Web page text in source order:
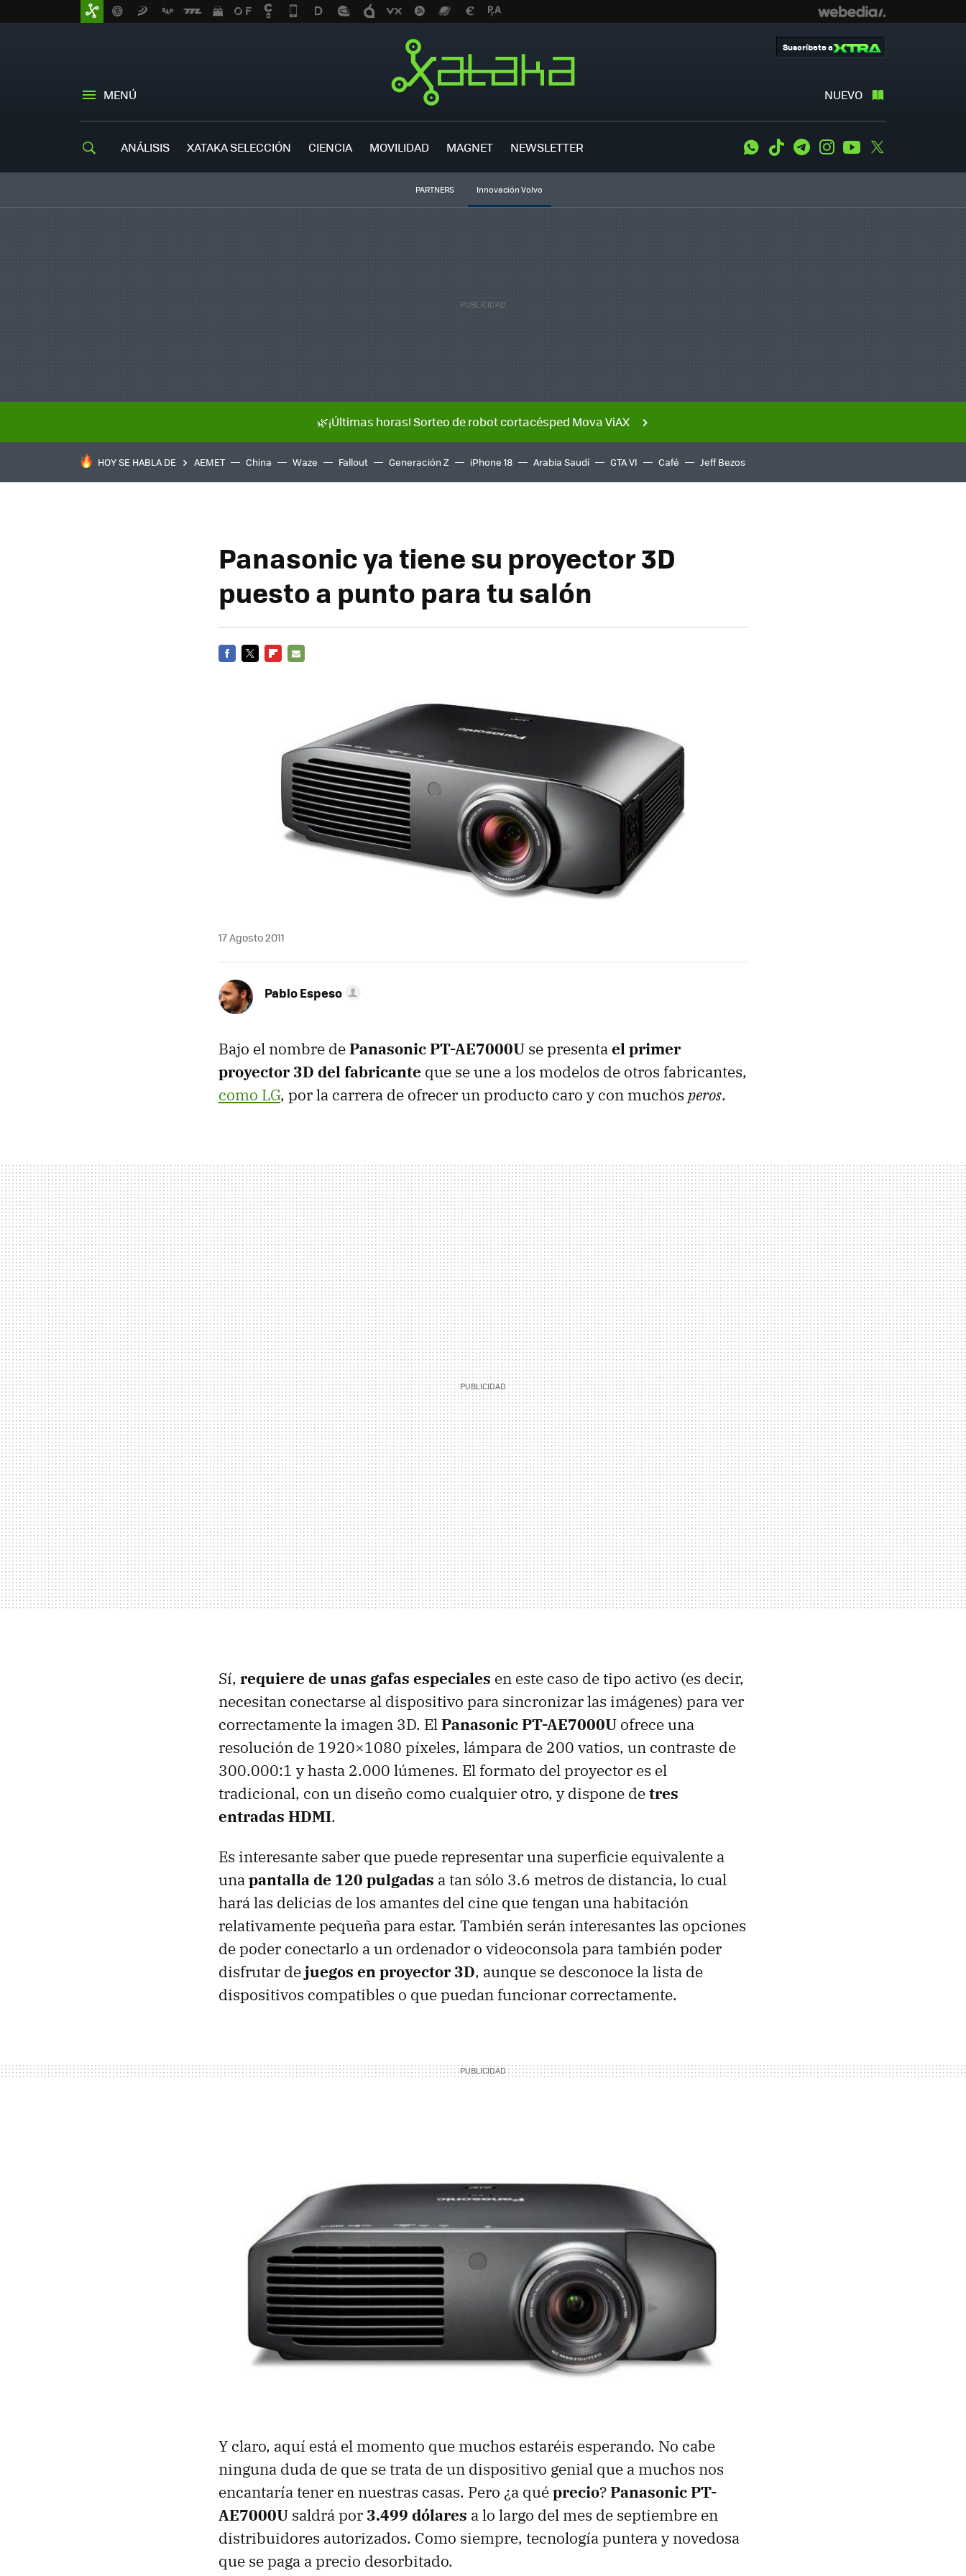
MENÚ NUEVO
Suscríbete a
ANÁLISIS XATAKA SELECCIÓN CIENCIA MOVILIDAD MAGNET NEWSLETTER WhatsApp
Tiktok TelegramInstagramYoutube
PARTNERS Innovación Volvo
🌿¡Últimas horas! Sorteo de robot cortacésped Mova ViAX
HOY SE HABLA DE AEMET China Waze Fallout Generación Z iPhone 18 Arabia Saudí GTA VI Café Jeff Bezos
Panasonic ya tiene su proyector 3D
puesto a punto para tu salón
17 Agosto 2011
Pablo Espeso
Bajo el nombre dePanasonic PT-AE7000U se presentael primer
proyector 3D del fabricante que se une a los modelos de otros fabricantes,
como LG, por la carrera de ofrecer un producto caro y con muchos peros.
Sí, requiere de unas gafas especiales en este caso de tipo activo (es decir,
necesitan conectarse al dispositivo para sincronizar las imágenes) para ver
correctamente la imagen 3D. ElPanasonic PT-AE7000U ofrece una
resolución de 1920×1080 píxeles, lámpara de 200 vatios, un contraste de
300.000:1 y hasta 2.000 lúmenes. El formato del proyector es el
tradicional, con un diseño como cualquier otro, y dispone detres
entradas HDMI.
Es interesante saber que puede representar una superficie equivalente a
unapantalla de 120 pulgadas a tan sólo 3.6 metros de distancia, lo cual
hará las delicias de los amantes del cine que tengan una habitación
relativamente pequeña para estar. También serán interesantes las opciones
de poder conectarlo a un ordenador o videoconsola para también poder
disfrutar dejuegos en proyector 3D, aunque se desconoce la lista de
dispositivos compatibles o que puedan funcionar correctamente.
Y claro, aquí está el momento que muchos estaréis esperando. No cabe
ninguna duda de que se trata de un dispositivo genial que a muchos nos
encantaría tener en nuestras casas. Pero ¿a quéprecio?Panasonic PT-
AE7000U saldrá por 3.499 dólares a lo largo del mes de septiembre en
distribuidores autorizados. Como siempre, tecnología puntera y novedosa
que se paga a precio desorbitado.